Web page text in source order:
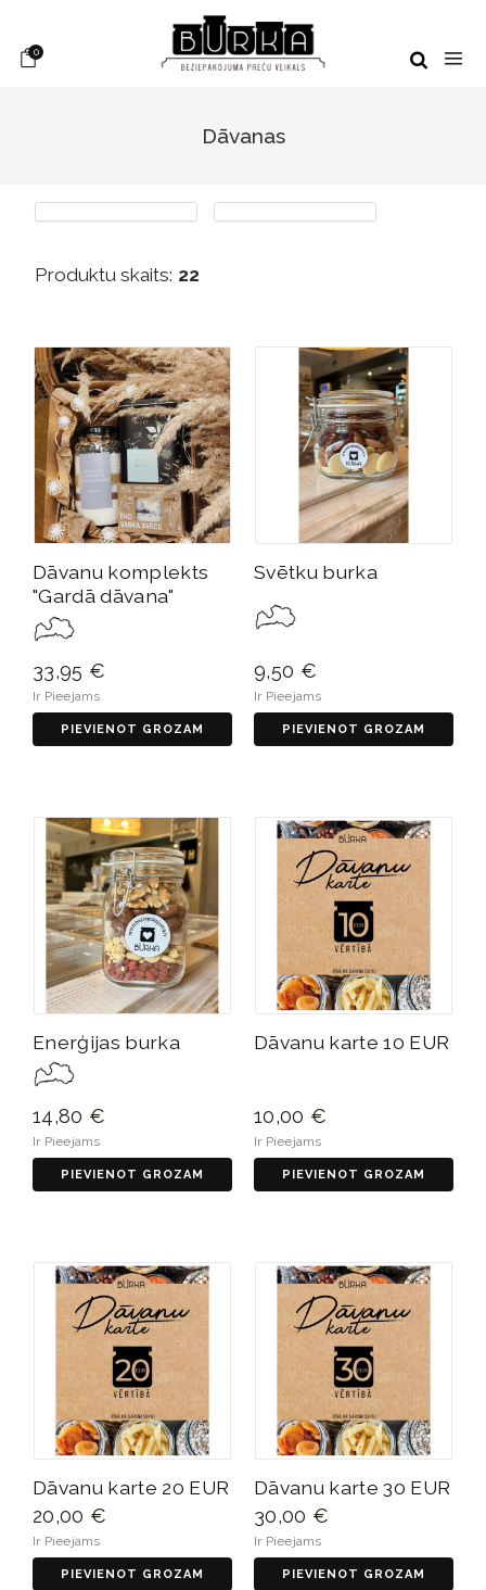
0
Dāvanas
Produktu skaits: 22
Dāvanu komplekts
"Gardā dāvana"
33,95 €
Ir Pieejams
PIEVIENOT GROZAM
Svētku burka
9,50 €
Ir Pieejams
PIEVIENOT GROZAM
Enerģijas burka
14,80 €
Ir Pieejams
PIEVIENOT GROZAM
Dāvanu karte 10 EUR
10,00 €
Ir Pieejams
PIEVIENOT GROZAM
Dāvanu karte 20 EUR
20,00 €
Ir Pieejams
PIEVIENOT GROZAM
Dāvanu karte 30 EUR
30,00 €
Ir Pieejams
PIEVIENOT GROZAM